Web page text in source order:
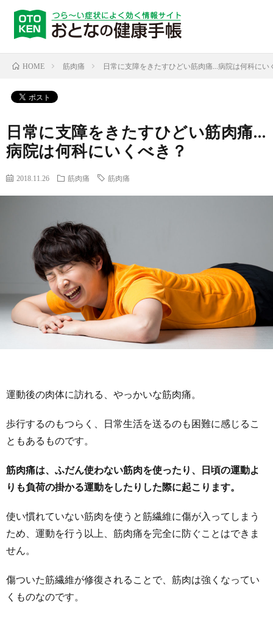
HOME 筋肉痛 日常に支障をきたすひどい筋肉痛…病院は何科にい
日常に支障をきたすひどい筋肉痛…
病院は何科にいくべき？
2018.11.26 筋肉痛 筋肉痛
運動後の肉体に訪れる、やっかいな筋肉痛。
歩行するのもつらく、日常生活を送るのも困難に感じるこ
ともあるものです。
筋肉痛は、ふだん使わない筋肉を使ったり、日頃の運動よ
りも負荷の掛かる運動をしたりした際に起こります。
使い慣れていない筋肉を使うと筋繊維に傷が入ってしまう
ため、運動を行う以上、筋肉痛を完全に防ぐことはできま
せん。
傷ついた筋繊維が修復されることで、筋肉は強くなってい
くものなのです。